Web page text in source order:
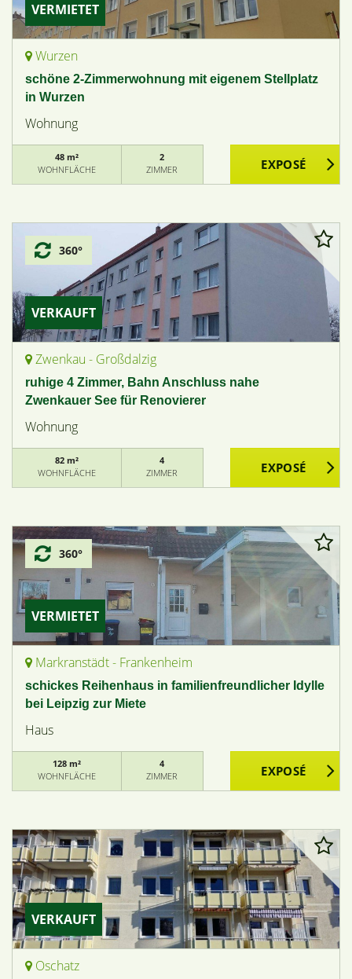
VERMIETET
Wurzen
schöne 2-Zimmerwohnung mit eigenem Stellplatz
in Wurzen
Wohnung
48 m²
WOHNFLÄCHE
2
ZIMMER
VERKAUFT
360°
Zwenkau - Großdalzig
ruhige 4 Zimmer, Bahn Anschluss nahe
Zwenkauer See für Renovierer
Wohnung
82 m²
WOHNFLÄCHE
4
ZIMMER
VERMIETET
360°
Markranstädt - Frankenheim
schickes Reihenhaus in familienfreundlicher Idylle
bei Leipzig zur Miete
Haus
128 m²
WOHNFLÄCHE
4
ZIMMER
VERKAUFT
Oschatz